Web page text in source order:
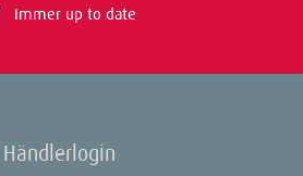
Immer up to date
Händlerlogin